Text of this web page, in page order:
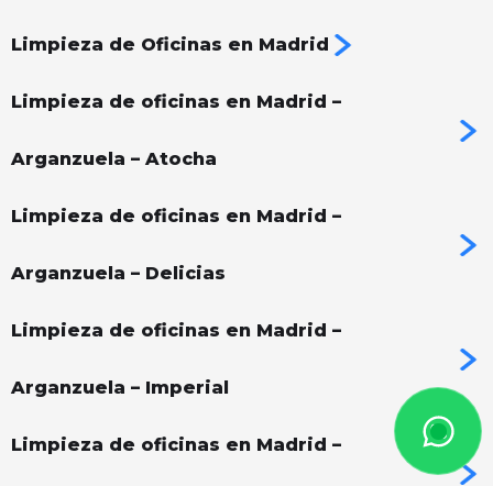
Limpieza de Oficinas en Madrid
Limpieza de oficinas en Madrid –
Arganzuela – Atocha
Limpieza de oficinas en Madrid –
Arganzuela – Delicias
Limpieza de oficinas en Madrid –
Arganzuela – Imperial
Limpieza de oficinas en Madrid –